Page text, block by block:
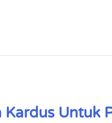
Kardus Untuk